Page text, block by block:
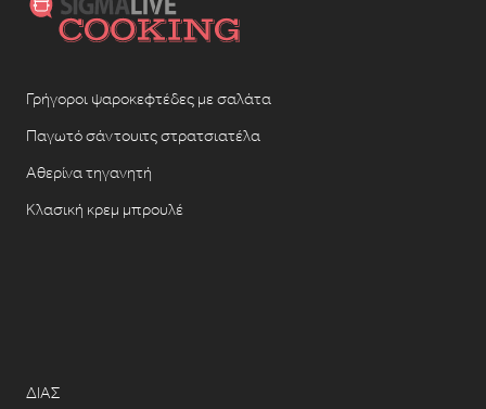
Γρήγοροι ψαροκεφτέδες με σαλάτα
Παγωτό σάντουιτς στρατσιατέλα
Αθερίνα τηγανητή
Κλασική κρεμ μπρουλέ
ΔΙΑΣ